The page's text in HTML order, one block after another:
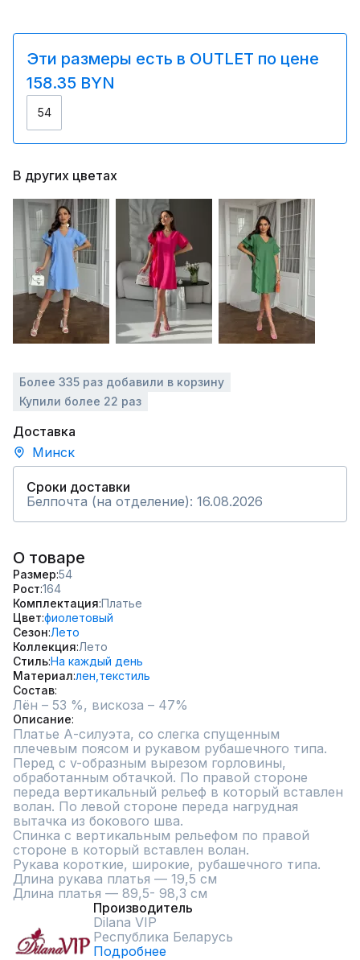
Эти размеры есть в OUTLET по цене
158.35 BYN
54
В других цветах
Более 335 раз добавили в корзину
Купили более 22 раз
Доставка
Минск
Сроки доставки
Белпочта (на отделение): 16.08.2026
О товаре
Размер 54
Рост 164
Комплектация Платье
Цвет фиолетовый
Сезон Лето
Коллекция Лето
СтильНа каждый день
Материал лен, текстиль
Состав
Лён – 53 %, вискоза – 47%
Описание
Платье А-силуэта, со слегка спущенным
плечевым поясом и рукавом рубашечного типа.
Перед с v-образным вырезом горловины,
обработанным обтачкой. По правой стороне
переда вертикальный рельеф в который вставлен
волан. По левой стороне переда нагрудная
вытачка из бокового шва.
Спинка с вертикальным рельефом по правой
стороне в который вставлен волан.
Рукава короткие, широкие, рубашечного типа.
Длина рукава платья — 19,5 см
Длина платья — 89,5- 98,3 см
Производитель
Dilana VIP
Республика Беларусь
Подробнее